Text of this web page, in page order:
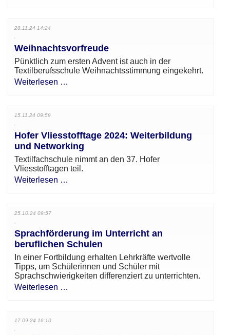
28.11.24 14:24
Weihnachtsvorfreude
Pünktlich zum ersten Advent ist auch in der
Textilberufsschule Weihnachtsstimmung eingekehrt.
Weiterlesen …
15.11.24 09:59
Hofer Vliesstofftage 2024: Weiterbildung
und Networking
Textilfachschule nimmt an den 37. Hofer
Vliesstofftagen teil.
Weiterlesen …
25.10.24 09:57
Sprachförderung im Unterricht an
beruflichen Schulen
In einer Fortbildung erhalten Lehrkräfte wertvolle
Tipps, um Schülerinnen und Schüler mit
Sprachschwierigkeiten differenziert zu unterrichten.
Weiterlesen …
17.09.24 16:10